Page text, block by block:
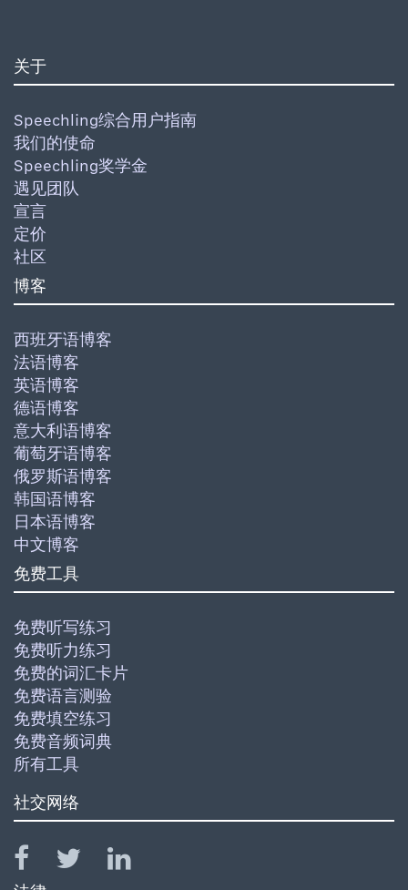
关于
Speechling综合用户指南
我们的使命
Speechling奖学金
遇见团队
宣言
定价
社区
博客
西班牙语博客
法语博客
英语博客
德语博客
意大利语博客
葡萄牙语博客
俄罗斯语博客
韩国语博客
日本语博客
中文博客
免费工具
免费听写练习
免费听力练习
免费的词汇卡片
免费语言测验
免费填空练习
免费音频词典
所有工具
社交网络